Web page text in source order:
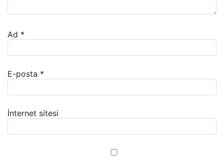
Ad *
E-posta *
İnternet sitesi